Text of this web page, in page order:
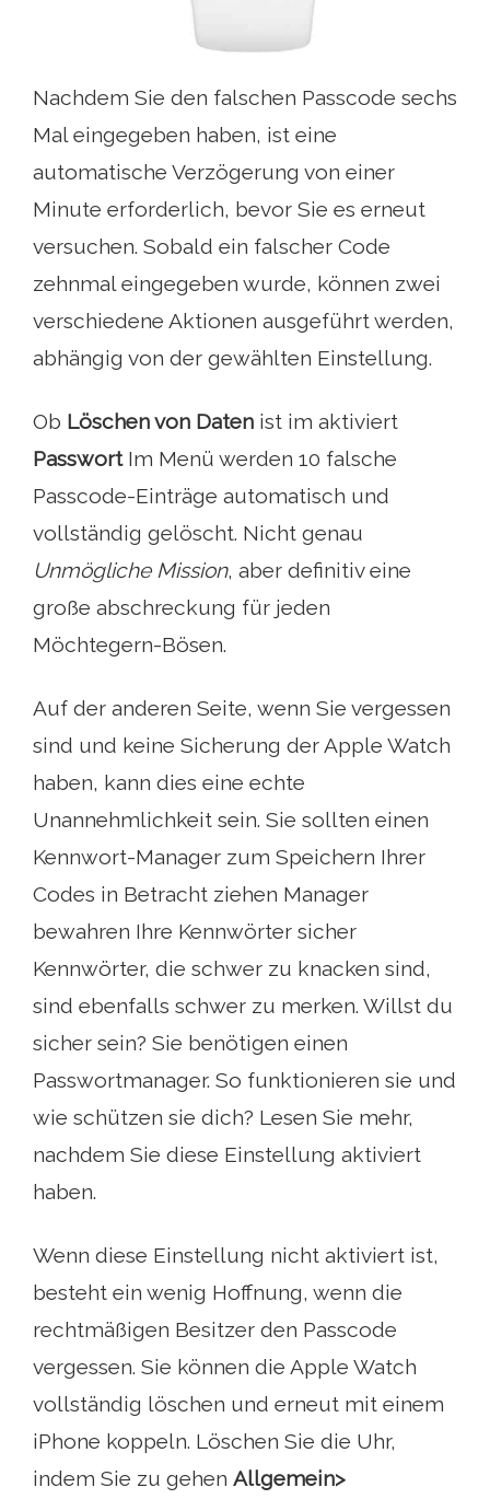
Nachdem Sie den falschen Passcode sechs
Mal eingegeben haben, ist eine
automatische Verzögerung von einer
Minute erforderlich, bevor Sie es erneut
versuchen. Sobald ein falscher Code
zehnmal eingegeben wurde, können zwei
verschiedene Aktionen ausgeführt werden,
abhängig von der gewählten Einstellung.
Ob Löschen von Daten ist im aktiviert
PasswortIm Menü werden 10 falsche
Passcode-Einträge automatisch und
vollständig gelöscht. Nicht genau
Unmögliche Mission, aber definitiv eine
große abschreckung für jeden
Möchtegern-Bösen.
Auf der anderen Seite, wenn Sie vergessen
sind und keine Sicherung der Apple Watch
haben, kann dies eine echte
Unannehmlichkeit sein. Sie sollten einen
Kennwort-Manager zum Speichern Ihrer
Codes in Betracht ziehen Manager
bewahren Ihre Kennwörter sicher
Kennwörter, die schwer zu knacken sind,
sind ebenfalls schwer zu merken. Willst du
sicher sein? Sie benötigen einen
Passwortmanager. So funktionieren sie und
wie schützen sie dich? Lesen Sie mehr,
nachdem Sie diese Einstellung aktiviert
haben.
Wenn diese Einstellung nicht aktiviert ist,
besteht ein wenig Hoffnung, wenn die
rechtmäßigen Besitzer den Passcode
vergessen. Sie können die Apple Watch
vollständig löschen und erneut mit einem
iPhone koppeln. Löschen Sie die Uhr,
indem Sie zu gehen Allgemein>